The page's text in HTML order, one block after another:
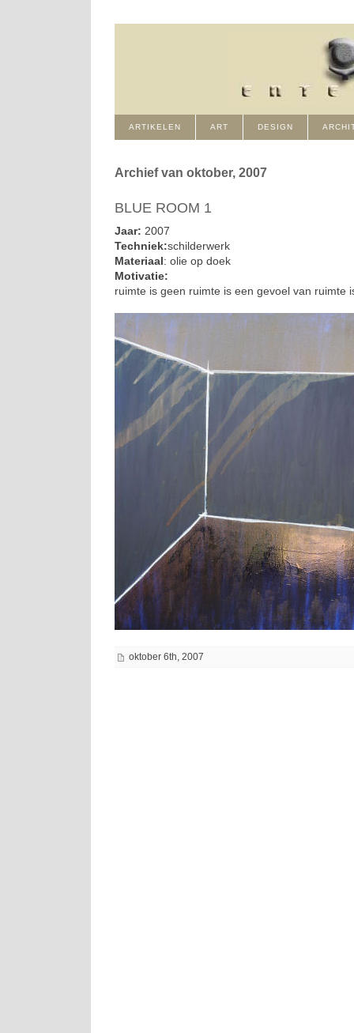
ARTIKELEN ART DESIGN
Archief van oktober, 2007
BLUE ROOM 1
Jaar: 2007
Techniek:schilderwerk
Materiaal : olie op doek
Motivatie:
ruimte is geen ruimte is een gevoel van ruimte
oktober 6th, 2007